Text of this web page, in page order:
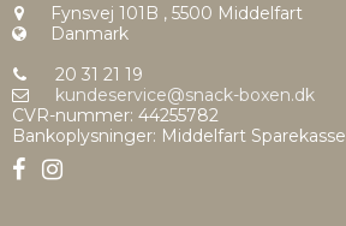
Fynsvej 101B , 5500 Middelfart
Danmark
20 31 21 19
kundeservice@snack-boxen.dk
CVR-nummer: 44255782
Bankoplysninger: Middelfart Sparekasse